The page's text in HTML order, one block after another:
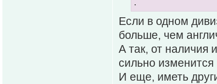
Если в одном
больше, чем
А так, от наличия
сильно
И еще, иметь